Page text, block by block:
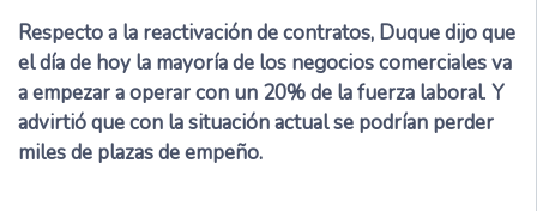
Respecto a la reactivación de contratos, Duque dijo que
el día de hoy la mayoría de los negocios comerciales va
a empezar a operar con un 20% de la fuerza laboral. Y
advirtió que con la situación actual se podrían perder
miles de plazas de empeño.